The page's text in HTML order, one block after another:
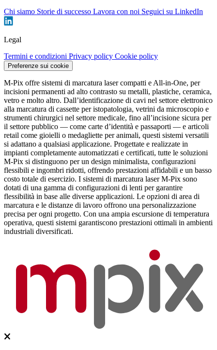
Chi siamo Storie di successo Lavora con noi Seguici su LinkedIn
Legal
Termini e condizioni Privacy policy Cookie policy
Preferenze sui cookie
M-Pix offre sistemi di marcatura laser compatti e All-in-One, per
incisioni permanenti ad alto contrasto su metalli, plastiche, ceramica,
vetro e molto altro. Dall’identificazione di cavi nel settore elettronico
alla marcatura di cassette per istopatologia, vetrini da microscopio e
strumenti chirurgici nel settore medicale, fino all’incisione sicura per
il settore pubblico — come carte d’identità e passaporti — e articoli
retail come gioielli o medagliette per animali, questi sistemi versatili
si adattano a qualsiasi applicazione. Progettate e realizzate in
impianti completamente automatizzati e certificati, tutte le soluzioni
M-Pix si distinguono per un design minimalista, configurazioni
flessibili e ingombri ridotti, offrendo prestazioni affidabili e un basso
costo totale di esercizio. I sistemi di marcatura laser M-Pix sono
dotati di una gamma di configurazioni di lenti per garantire
flessibilità in base alle diverse applicazioni. Le opzioni di area di
marcatura e le distanze di lavoro offrono una personalizzazione
precisa per ogni progetto. Con una ampia escursione di temperatura
operativa, questi sistemi garantiscono prestazioni ottimali in ambienti
industriali diversificati.